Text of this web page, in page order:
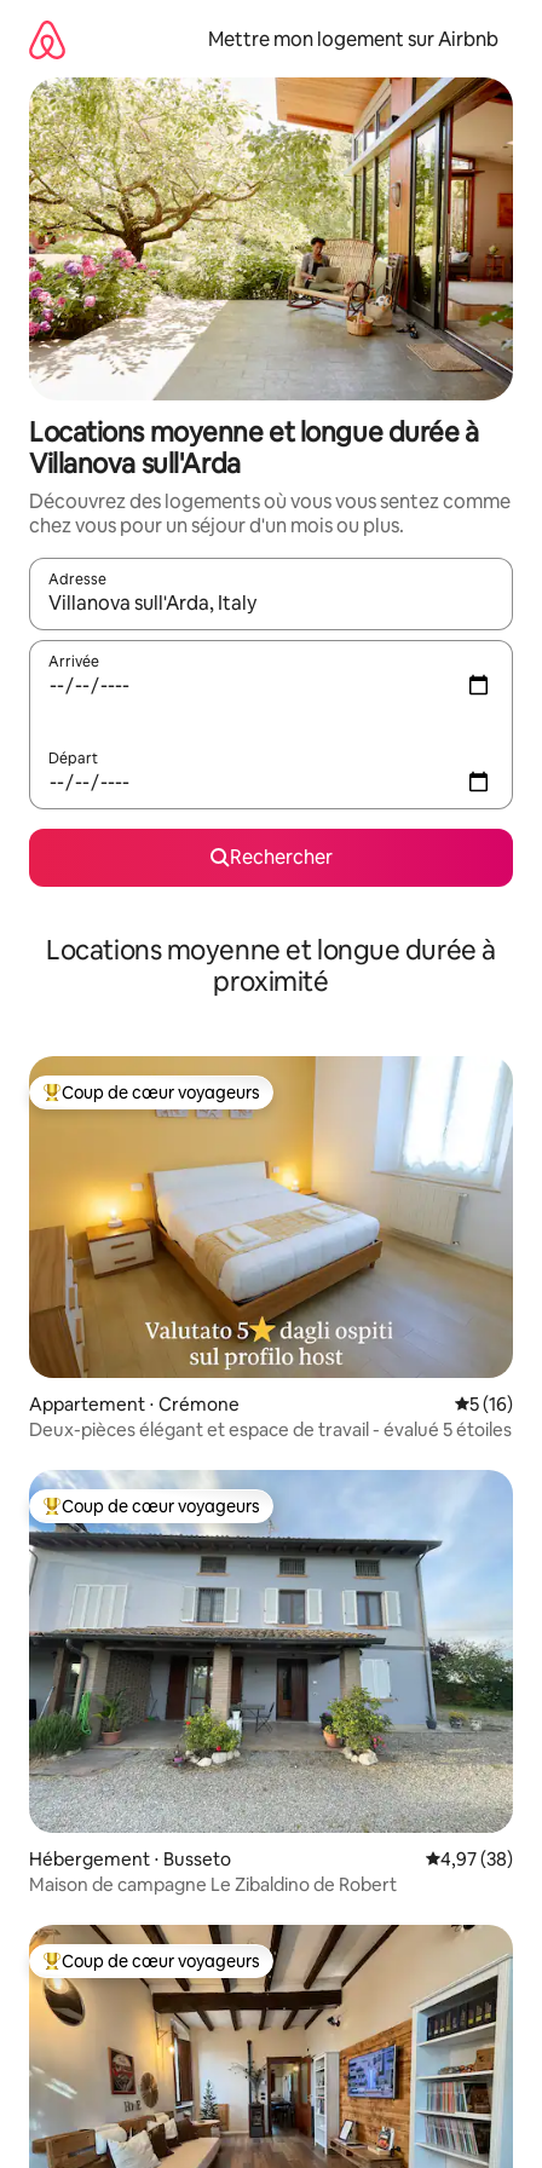
directement
contenu
Mettre mon logement sur Airbnb
Locations moyenne et longue durée à
Villanova sull'Arda
Découvrez des logements où vous vous sentez comme
chez vous pour un séjour d'un mois ou plus.
Adresse
Lorsque les résultats s'affichent, utilisez les flèches vers le
Arrivée
Départ
Rechercher
Locations moyenne et longue durée à
proximité
Coups de cœur voyageurs les plus appréciés
Coup de cœur voyageurs
Appartement ⋅ Crémone
5 (16)
Deux-pièces élégant et espace de travail - évalué 5 étoiles
Coups de cœur voyageurs les plus appréciés
Coup de cœur voyageurs
Hébergement ⋅ Busseto Évaluation
4,97 (38)
Maison de campagne Le Zibaldino de Robert
Coups de cœur voyageurs les plus appréciés
Coup de cœur voyageurs